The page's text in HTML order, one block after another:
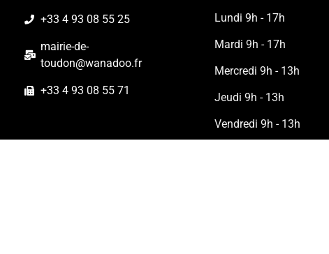
+33 4 93 08 55 25
mairie-de-
toudon@wanadoo.fr
+33 4 93 08 55 71
Lundi 9h - 17h
Mardi 9h - 17h
Mercredi 9h - 13h
Jeudi 9h - 13h
Vendredi 9h - 13h